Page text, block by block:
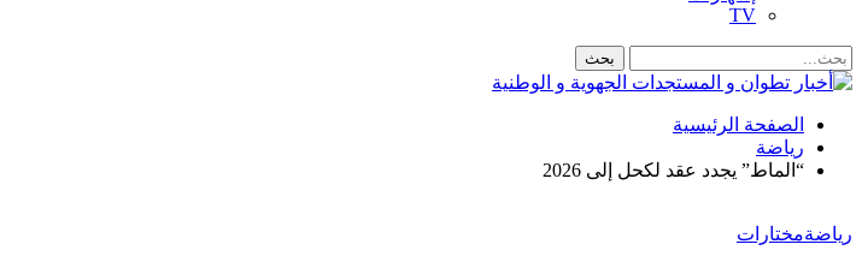
TV
الصفحة الرئيسية
رياضة
“الماط” يجدد عقد لكحل إلى 2026
رياضةمختارات